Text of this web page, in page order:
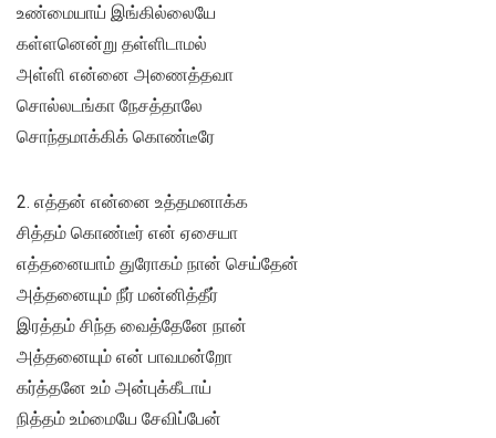
உண்மையாய் இங்கில்லையே
கள்ளனென்று தள்ளிடாமல்
அள்ளி என்னை அணைத்தவா
சொல்லடங்கா நேசத்தாலே
சொந்தமாக்கிக் கொண்டீரே
2. எத்தன் என்னை உத்தமனாக்க
சித்தம் கொண்டீர் என் ஏசையா
எத்தனையாம் துரோகம் நான் செய்தேன்
அத்தனையும் நீர் மன்னித்தீர்
இரத்தம் சிந்த வைத்தேனே நான்
அத்தனையும் என் பாவமன்றோ
கர்த்தனே உம் அன்புக்கீடாய்
நித்தம் உம்மையே சேவிப்பேன்